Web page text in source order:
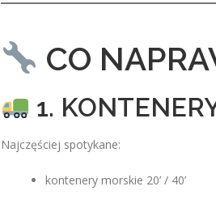
CO
1.
Najczęściej spotykane:
kontenery morskie 20’ / 40’